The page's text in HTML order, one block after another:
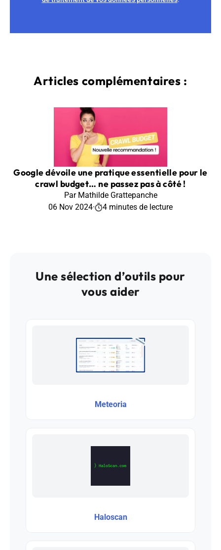
Articles complémentaires :
Google dévoile une pratique essentielle pour le
crawl budget… ne passez pas à côté !
Par Mathilde Grattepanche
06 Nov 2024· 4 minutes de lecture
Une sélection d’outils pour
vous aider
Meteoria
Haloscan